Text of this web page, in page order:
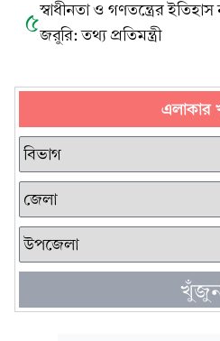
৫স্বাধীনতা ও গণতন্ত্রের
জরুরি: তথ্য প্রতিমন্ত্রী
এলাকার